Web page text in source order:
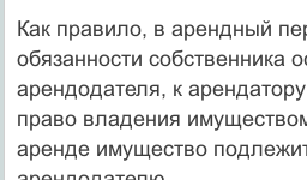
Как правило, в арендный
обязанности собственника
арендодателя, к
право владения
аренде имущество